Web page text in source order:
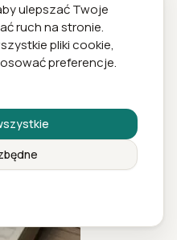
ulepszać Twoje
ruch na stronie.
pliki cookie,
preferencje.
2026 bez kary i